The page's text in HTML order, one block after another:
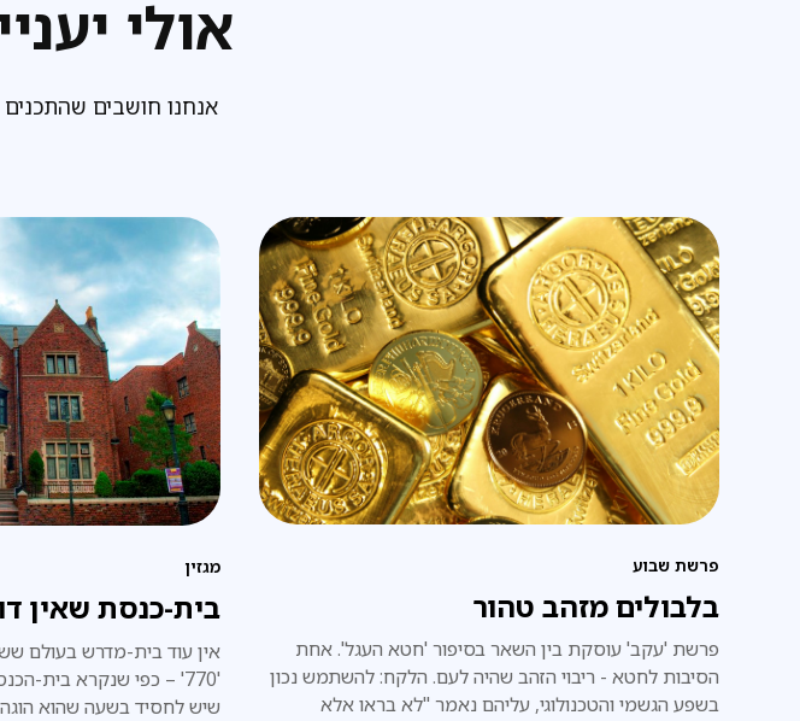
אולי
אנחנו חושבים שהתכנים
פרשת שבוע
בלבולים מזהב טהור
פרשת 'עקב' עוסקת בין השאר בסיפור 'חטא העגל'. אחת
הסיבות לחטא - ריבוי הזהב שהיה לעם. הלקח: להשתמש נכון
בשפע הגשמי והטכנולוגי, עליהם נאמר "לא בראו אלא
מגזין
בית-כנסת שאין
אין עוד בית-מדרש בעולם
'770' – כפי שנקרא בית-
שיש לחסיד בשעה שהוא הוגה